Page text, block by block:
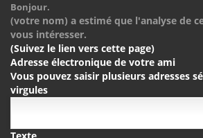
Bonjour.
(votre nom) a estimé que l'analyse de
vous intéresser.
(Suivez le lien vers cette page)
Adresse électronique de votre ami
Vous pouvez saisir plusieurs adresses
virgules